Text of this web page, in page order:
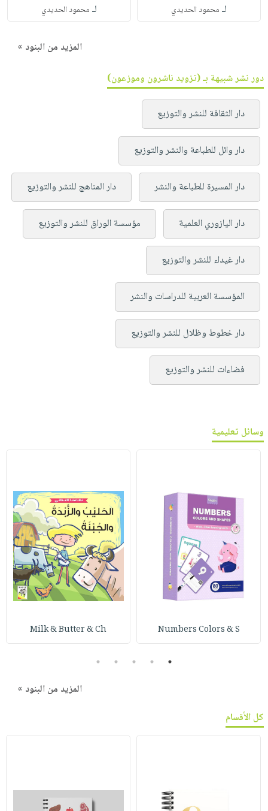
لـ محمود الحديدي لـ محمود الحديدي
المزيد من البنود »
دور نشر شبيهة بـ (تزويد ناشرون وموزعون)
دار الثقافة للنشر والتوزيع
دار وائل للطباعة والنشر والتوزيع
دار المسيرة للطباعة والنشر دار المناهج للنشر والتوزيع
دار اليازوري العلمية مؤسسة الوراق للنشر والتوزيع
دار غيداء للنشر والتوزيع
المؤسسة العربية للدراسات والنشر
دار خطوط وظلال للنشر والتوزيع
فضاءات للنشر والتوزيع
وسائل تعليمية
Numbers Colors & S
Milk & Butter & Ch
1
2
3
4
5
المزيد من البنود »
كل الأقسام